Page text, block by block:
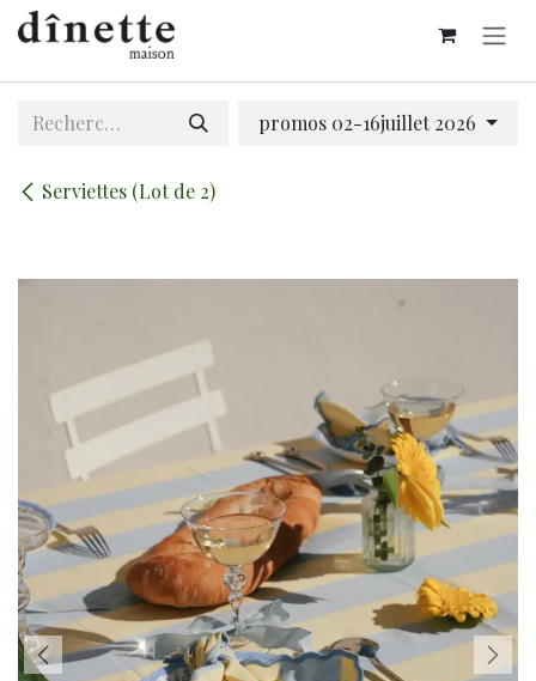
Se rendre au contenu
Serviettes (Lot de 2)
promos 02-16juillet 2026